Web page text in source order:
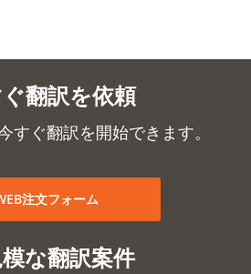
翻訳を依頼
すぐ翻訳を開始できます。
注文フォーム
な翻訳案件